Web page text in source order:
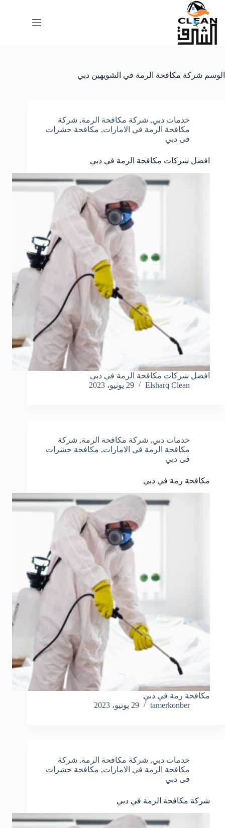
التجاوز
المحتوى
الوسم شركة مكافحة الرمة في الشويهين دبي
خدمات دبي, شركة مكافحة الرمة, شركة
مكافحة الرمة في الامارات, مكافحة حشرات
فى دبي
افضل شركات مكافحة الرمة في دبي
افضل شركات مكافحة الرمة في دبي
Elsharq Clean
29 يونيو، 2023
خدمات دبي, شركة مكافحة الرمة, شركة
مكافحة الرمة في الامارات, مكافحة حشرات
فى دبي
مكافحة رمة في دبي
مكافحة رمة في دبي
tamerkonber
29 يونيو، 2023
خدمات دبي, شركة مكافحة الرمة, شركة
مكافحة الرمة في الامارات, مكافحة حشرات
فى دبي
شركة مكافحة الرمة في دبي